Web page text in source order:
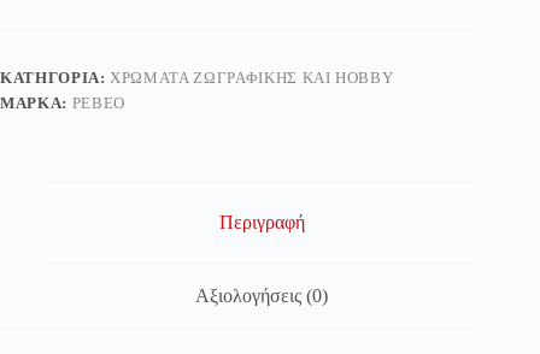
ποσότητα
ΚΑΤΗΓΟΡΊΑ:ΧΡΏΜΑΤΑ ΖΩΓΡΑΦΙΚΉΣ ΚΑΙ HOBBY
ΜΆΡΚΑ: PEBEO
Περιγραφή
Αξιολογήσεις (0)